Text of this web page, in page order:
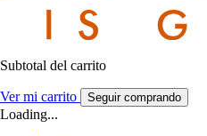
Subtotal del carrito
Ver mi carrito Seguir comprando
Loading...